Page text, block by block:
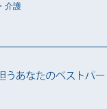
介護